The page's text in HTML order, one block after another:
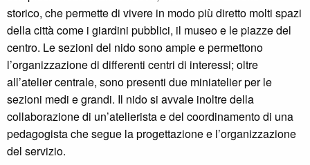
storico, che permette di vivere in modo più diretto molti spazi
della città come i giardini pubblici, il museo e le piazze del
centro. Le sezioni del nido sono ampie e permettono
l’organizzazione di differenti centri di interessi; oltre
all’atelier centrale, sono presenti due miniatelier per le
sezioni medi e grandi. Il nido si avvale inoltre della
collaborazione di un’atelierista e del coordinamento di una
pedagogista che segue la progettazione e l’organizzazione
del servizio.